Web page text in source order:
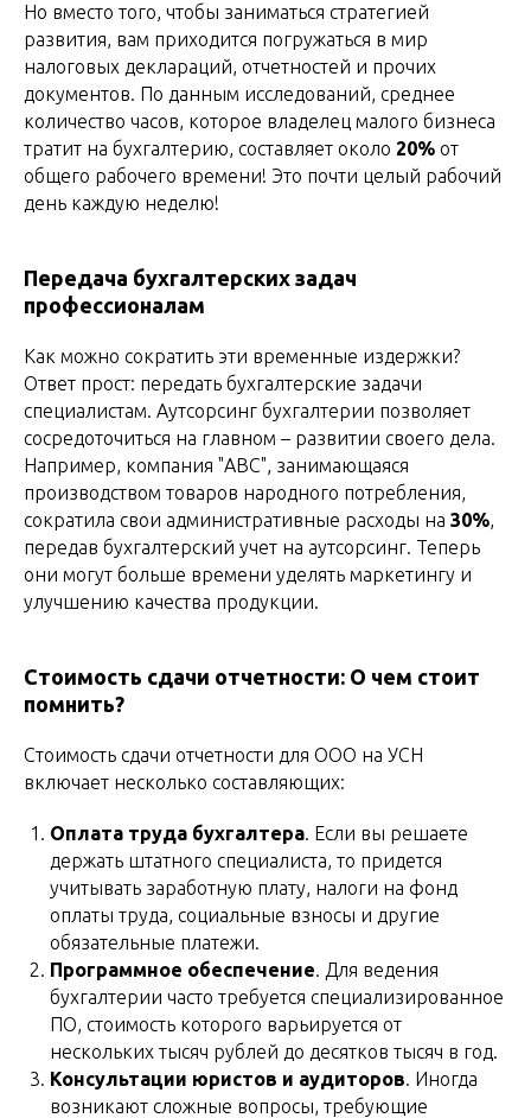
Но вместо того, чтобы заниматься стратегией
развития, вам приходится погружаться в мир
налоговых деклараций, отчетностей и прочих
документов. По данным исследований, среднее
количество часов, которое владелец малого бизнеса
тратит на бухгалтерию, составляет около 20% от
общего рабочего времени! Это почти целый рабочий
день каждую неделю!
Передача бухгалтерских задач
профессионалам
Как можно сократить эти временные издержки?
Ответ прост: передать бухгалтерские задачи
специалистам. Аутсорсинг бухгалтерии позволяет
сосредоточиться на главном – развитии своего дела.
Например, компания "АВС", занимающаяся
производством товаров народного потребления,
сократила свои административные расходы на 30%,
передав бухгалтерский учет на аутсорсинг. Теперь
они могут больше времени уделять маркетингу и
улучшению качества продукции.
Стоимость сдачи отчетности: О чем стоит
помнить?
Стоимость сдачи отчетности для ООО на УСН
включает несколько составляющих:
Оплата труда бухгалтера. Если вы решаете
держать штатного специалиста, то придется
учитывать заработную плату, налоги на фонд
оплаты труда, социальные взносы и другие
обязательные платежи.
Программное обеспечение. Для ведения
бухгалтерии часто требуется специализированное
ПО, стоимость которого варьируется от
нескольких тысяч рублей до десятков тысяч в год.
Консультации юристов и аудиторов. Иногда
возникают сложные вопросы, требующие